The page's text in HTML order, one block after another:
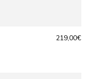
219,00€